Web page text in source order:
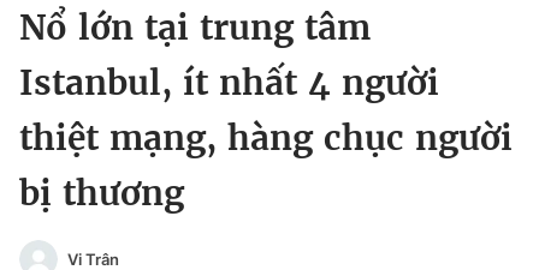
Chào ngày mới Tin 24h
Tin thị trường
Đổi mật khẩu
Tin đã lưu
Tin đã xem
Đăng xuất
Nổ lớn tại trung tâm
Istanbul, ít nhất 4 người
thiệt mạng, hàng chục người
bị thương
Vi Trân